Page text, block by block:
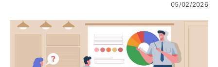
05/02/2026